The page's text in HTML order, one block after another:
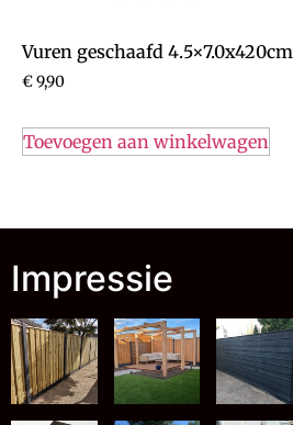
Vuren geschaafd 4.5×7.0x420cm
€9,90
Toevoegen aan winkelwagen
Impressie